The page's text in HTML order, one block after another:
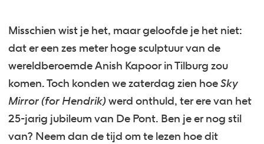
Misschien wist je het, maar geloofde je het niet:
dat er een zes meter hoge sculptuur van de
wereldberoemde Anish Kapoor in Tilburg zou
komen. Toch konden we zaterdag zien hoeSky
Mirror (for Hendrik) werd onthuld, ter ere van het
25-jarig jubileum van De Pont. Ben je er nog stil
van? Neem dan de tijd om te lezen hoe dit